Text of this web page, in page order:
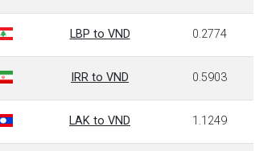
LBP to VND 0.2774
IRR to VND 0.5903
LAK to VND 1.1249